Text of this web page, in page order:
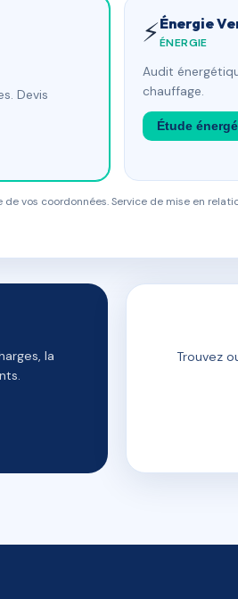
Devis
⚡Énergie
ÉNERGIE
Audit
chauffage.
Étude
vos coordonnées. Service de mise en
la
Trouvez